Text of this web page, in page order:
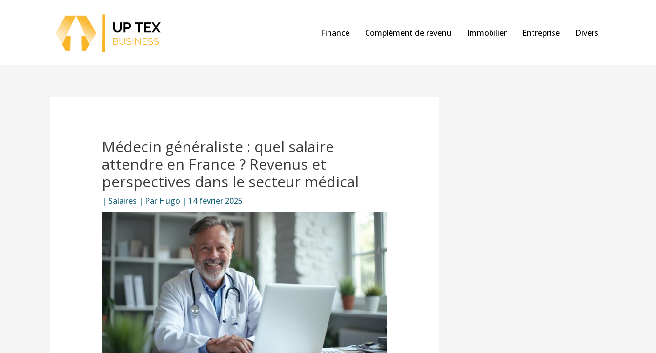
Finance Complément de revenu Immobilier Entreprise Divers
Médecin généraliste : quel salaire
attendre en France ? Revenus et
perspectives dans le secteur médical
| Salaires | Par Hugo | 14 février 2025